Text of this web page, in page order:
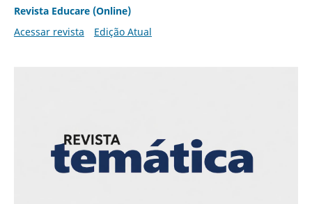
Revista Educare (Online)
Acessar revista
Edição Atual